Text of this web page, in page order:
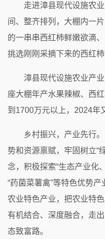
走进漳县现代设施农
间、整齐排列，大棚内一
的一串串西红柿鲜嫩欲滴
挑选刚刚采摘下来的西红
漳县现代设施农业产
座大棚年产水果辣椒、西
到1700万元以上，2024年
乡村振兴，产业先行
势和资源禀赋，牢固树立“
念，积极探索“生态产业化
“药菌菜薯禽”等特色优势
农业特色产业，把农业特
有机结合、深度融合，走
态致富路。